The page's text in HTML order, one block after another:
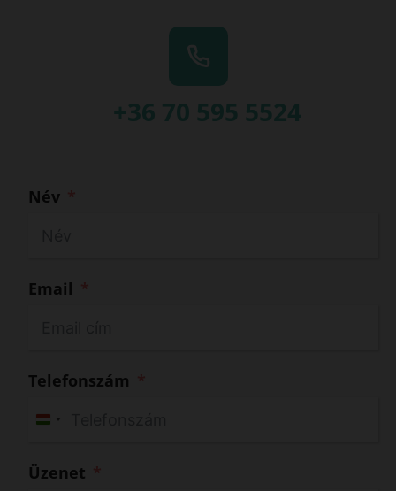
+36 70 595 5524
Név
Email
Telefonszám
H
n
Üzenet